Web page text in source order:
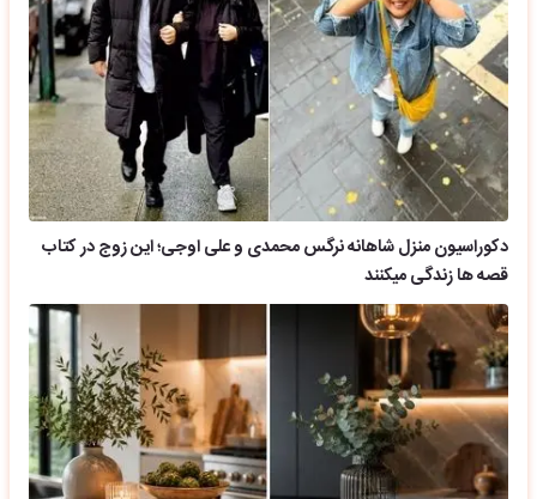
دکوراسیون منزل شاهانه نرگس محمدی و علی اوجی؛ این زوج در کتاب
قصه ها زندگی میکنند